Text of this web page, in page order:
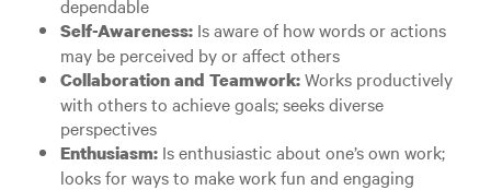
dependable
Self-Awareness: Is aware of how words or actions
may be perceived by or affect others
Collaboration and Teamwork:Works productively
with others to achieve goals; seeks diverse
perspectives
Enthusiasm: Is enthusiastic about one’s own work;
looks for ways to make work fun and engaging